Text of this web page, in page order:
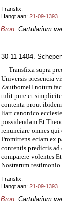
Transfix.
Hangt aan: 21-09-1393
Bron: Cartularium
30-11-1404.
Transfixa supra
Universis presencia
Zautbomell notum
tulit pure et
contenta prout
liart canonico
possidendam Et
renunciare omnes
Promittens eciam ex
contentis predictis ad
comparere volentes
Nostrarum
Transfix.
Hangt aan: 21-09-1393
Bron: Cartularium